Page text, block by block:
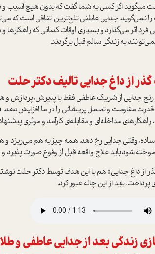
مي­گويد اگر کسي به شما گفت که بدون هيچ آسيب و
نمي‌گويد. جدايي عاطفي تلخ‌ترين اتفاقي است که
فرد اثر مي‌گذارد و بسياري اوقات کساني که
به زندگي سالم قبل برگردند.
از داغ جدايي تاليف دکتر حلت
رنج جدايي از شريک عاطفي فقط با پذيرش، پردازش و
قدرت مقاومت و تحمل پريشاني را در ما افزايش دهد.
راهکارهاي مداخله‌اي و مقابله‌اي کارآمد و موثري
ساده، وقتي جدايي رخ دهد، همه چيز به هم مي‌ريزد و
شود بايد علاج واقعه قبل از وقوع صورت پذيرد
از داغ جدايي» هم با اين هدف توسط دکتر حلت
پرداخت. بايد از اين چاله عبور کرد.
زندگي بعد از جدايي عاطفي و